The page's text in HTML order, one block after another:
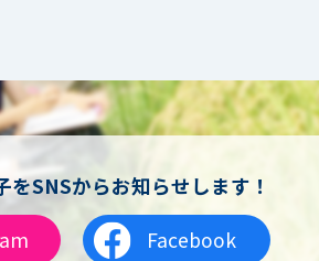
をSNSからお知らせします！
Facebook